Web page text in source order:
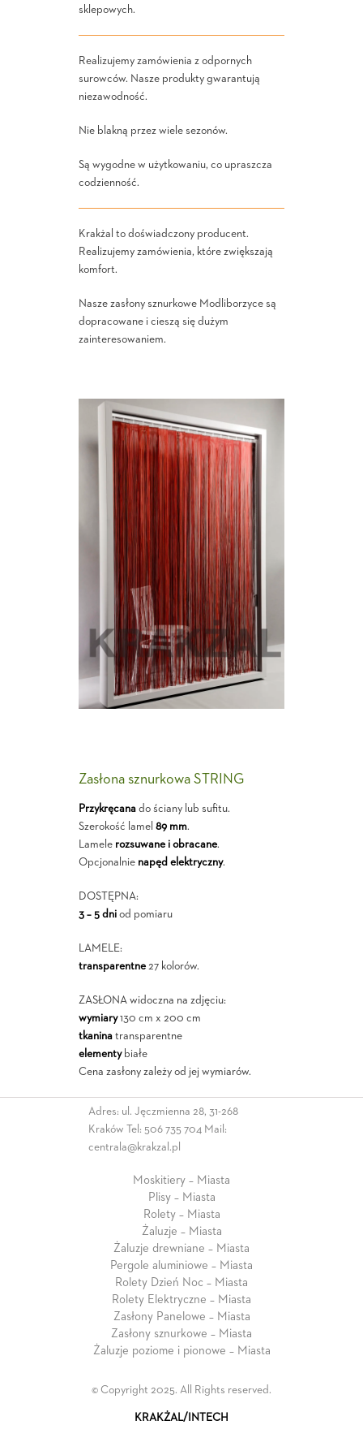
sklepowych.
Realizujemy zamówienia z odpornych
surowców. Nasze produkty gwarantują
niezawodność.
Nie blakną przez wiele sezonów.
Są wygodne w użytkowaniu, co upraszcza
codzienność.
Krakżal to doświadczony producent.
Realizujemy zamówienia, które zwiększają
komfort.
Nasze zasłony sznurkowe Modliborzyce są
dopracowane i cieszą się dużym
zainteresowaniem.
Zasłona sznurkowa STRING
Przykręcanado ściany lub sufitu.
Szerokość lamel 89 mm.
Lamele rozsuwane i obracane.
Opcjonalnie napęd elektryczny.
DOSTĘPNA:
3 – 5 dniod pomiaru
LAMELE:
transparentne27 kolorów.
ZASŁONA widoczna na zdjęciu:
wymiary130 cm x 200 cm
tkaninatransparentne
elementybiałe
Cena zasłony zależy od jej wymiarów.
Adres: ul. Jęczmienna 28, 31-268
Kraków Tel: 506 735 704 Mail:
centrala@krakzal.pl
Moskitiery – Miasta
Plisy – Miasta
Rolety – Miasta
Żaluzje – Miasta
Żaluzje drewniane – Miasta
Pergole aluminiowe – Miasta
Rolety Dzień Noc – Miasta
Rolety Elektryczne – Miasta
Zasłony Panelowe – Miasta
Zasłony sznurkowe – Miasta
Żaluzje poziome i pionowe – Miasta
© Copyright 2025. All Rights reserved.
KRAKŻAL/INTECH